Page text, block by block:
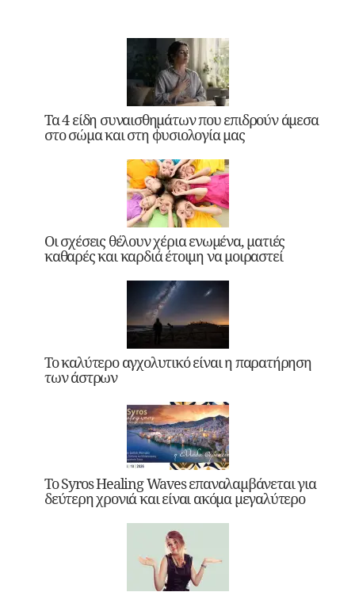
Τα 4 είδη συναισθημάτων που επιδρούν άμεσα
στο σώμα και στη φυσιολογία μας
Οι σχέσεις θέλουν χέρια ενωμένα, ματιές
καθαρές και καρδιά έτοιμη να μοιραστεί
Το καλύτερο αγχολυτικό είναι η παρατήρηση
των άστρων
Το Syros Healing Waves επαναλαμβάνεται για
δεύτερη χρονιά και είναι ακόμα μεγαλύτερο